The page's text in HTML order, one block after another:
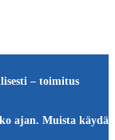
– toimitus
ajan. Muista käydä